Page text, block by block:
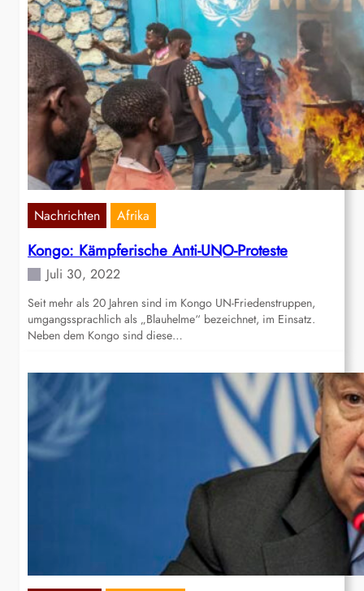
Nachrichten Afrika
Kongo: Kämpferische Anti-UNO-Proteste
Juli 30, 2022
Seit mehr als 20 Jahren sind im Kongo UN-Friedenstruppen,
umgangssprachlich als „Blauhelme“ bezeichnet, im Einsatz.
Neben dem Kongo sind diese…